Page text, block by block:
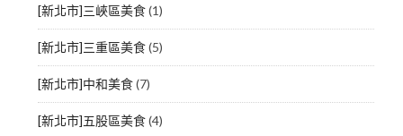
[新北市]三峽區美食(1)
[新北市]三重區美食(5)
[新北市]中和美食(7)
[新北市]五股區美食(4)